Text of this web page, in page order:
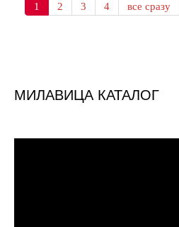
1 2 3 4 все сразу
МИЛАВИЦА КАТАЛОГ